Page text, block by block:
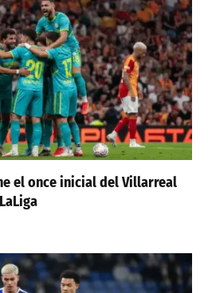
el once inicial del Villarreal